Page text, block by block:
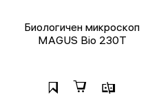
Биологичен микроскоп
MAGUS Bio 230T